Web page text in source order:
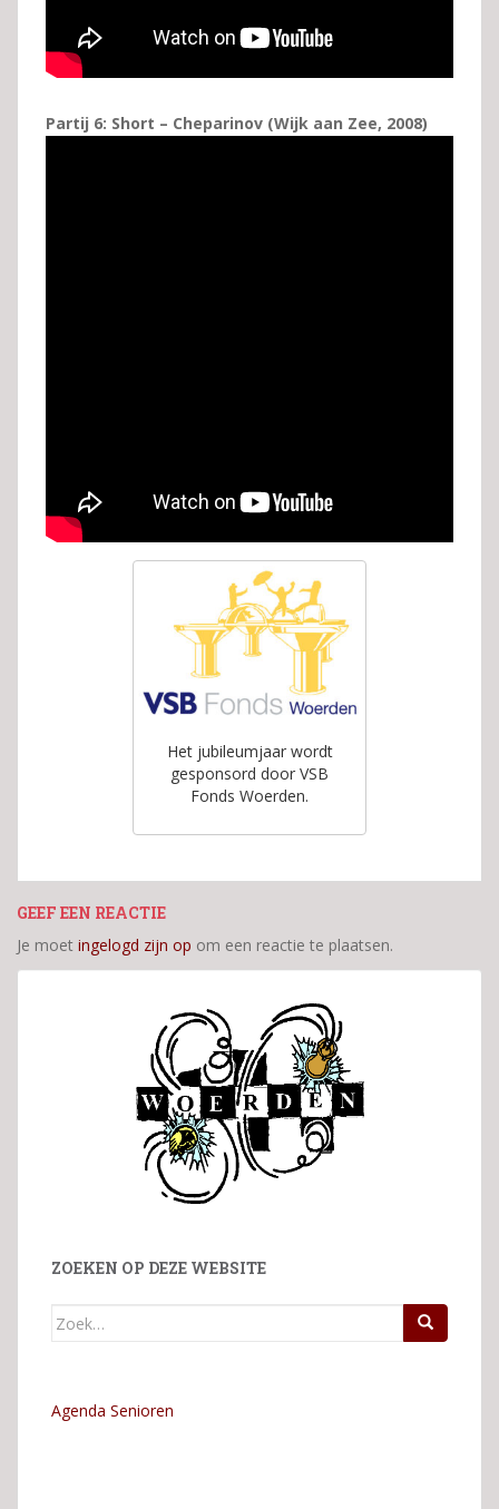
Partij 6: Short – Cheparinov (Wijk aan Zee, 2008)
Het jubileumjaar wordt
gesponsord door VSB
Fonds Woerden.
GEEF EEN REACTIE
Je moet ingelogd zijn op om een reactie te plaatsen.
ZOEKEN OP DEZE WEBSITE
Zoek
Agenda Senioren